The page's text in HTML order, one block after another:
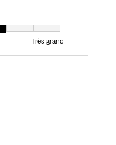
et 7 est égal à Très grand
Très grand